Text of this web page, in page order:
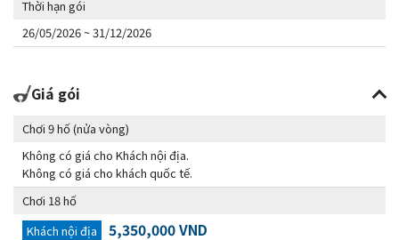
Thời hạn gói
26/05/2026 ~ 31/12/2026
Giá gói
Chơi 9 hố (nửa vòng)
Không có giá cho Khách nội địa.
Không có giá cho khách quốc tế.
Chơi 18 hố
Khách nội địa
5,350,000 VND